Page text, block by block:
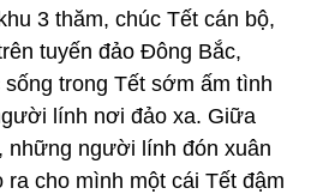
3 thăm, chúc Tết cán bộ,
tuyến đảo Đông Bắc,
trong Tết sớm ấm tình
lính nơi đảo xa. Giữa
những người lính đón xuân
ra cho mình một cái Tết đậm